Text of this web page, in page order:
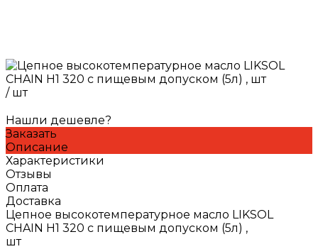
/ шт
Нашли дешевле?
Заказать
Описание
Характеристики
Отзывы
Оплата
Доставка
Цепное высокотемпературное масло LIKSOL
CHAIN H1 320 с пищевым допуском (5л) ,
шт